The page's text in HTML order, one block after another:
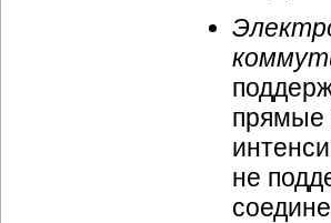
прямые
не